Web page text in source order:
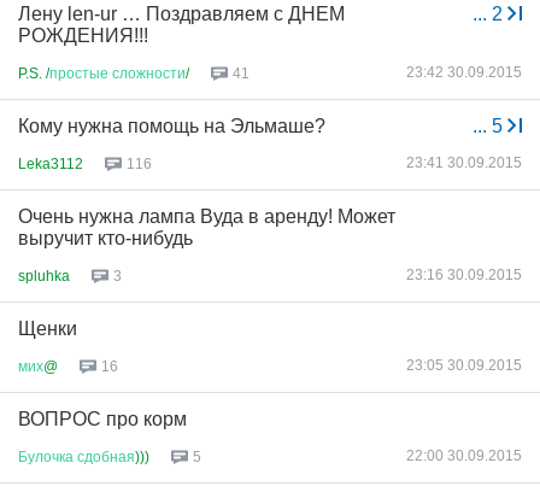
... 2
Лену len-ur … Поздравляем с ДНЕМ
РОЖДЕНИЯ!!!
P.S. /простые сложности/ 41 23:42 30.09.2015
... 5
Кому нужна помощь на Эльмаше?
Leka3112 116 23:41 30.09.2015
Очень нужна лампа Вуда в аренду! Может
выручит кто-нибудь
spluhka 3 23:16 30.09.2015
Щенки
мих@ 16 23:05 30.09.2015
ВОПРОС про корм
Булочка сдобная))) 5 22:00 30.09.2015